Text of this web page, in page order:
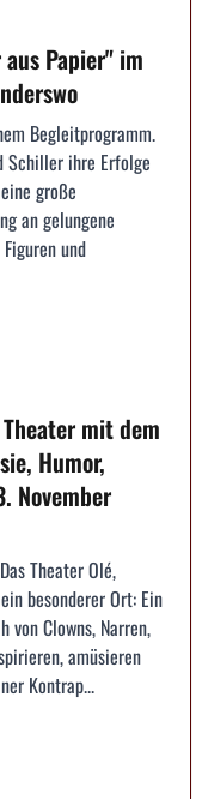
Papier" im
Begleitprogramm.
Schiller ihre Erfolge
große
an gelungene
und
Theater mit dem
Humor,
November
Theater Olé,
besonderer Ort: Ein
von Clowns, Narren,
amüsieren
Kontrap...